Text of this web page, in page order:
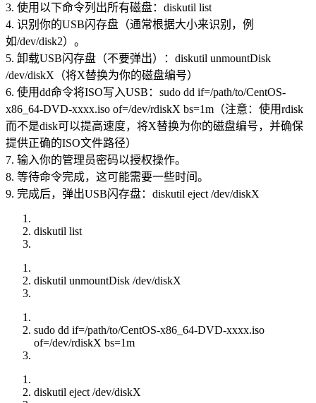
3. 使用以下命令列出所有磁盘：diskutil list
4. 识别你的USB闪存盘（通常根据大小来识别，例
如/dev/disk2）。
5. 卸载USB闪存盘（不要弹出）：diskutil unmountDisk
/dev/diskX（将X替换为你的磁盘编号）
6. 使用dd命令将ISO写入USB：sudo dd if=/path/to/CentOS-
x86_64-DVD-xxxx.iso of=/dev/rdiskX bs=1m（注意：使用rdisk
而不是disk可以提高速度，将X替换为你的磁盘编号，并确保
提供正确的ISO文件路径）
7. 输入你的管理员密码以授权操作。
8. 等待命令完成，这可能需要一些时间。
9. 完成后，弹出USB闪存盘：diskutil eject /dev/diskX
diskutil list
diskutil unmountDisk /dev/diskX
sudo dd if=/path/to/CentOS-x86_64-DVD-xxxx.iso
of=/dev/rdiskX bs=1m
diskutil eject /dev/diskX